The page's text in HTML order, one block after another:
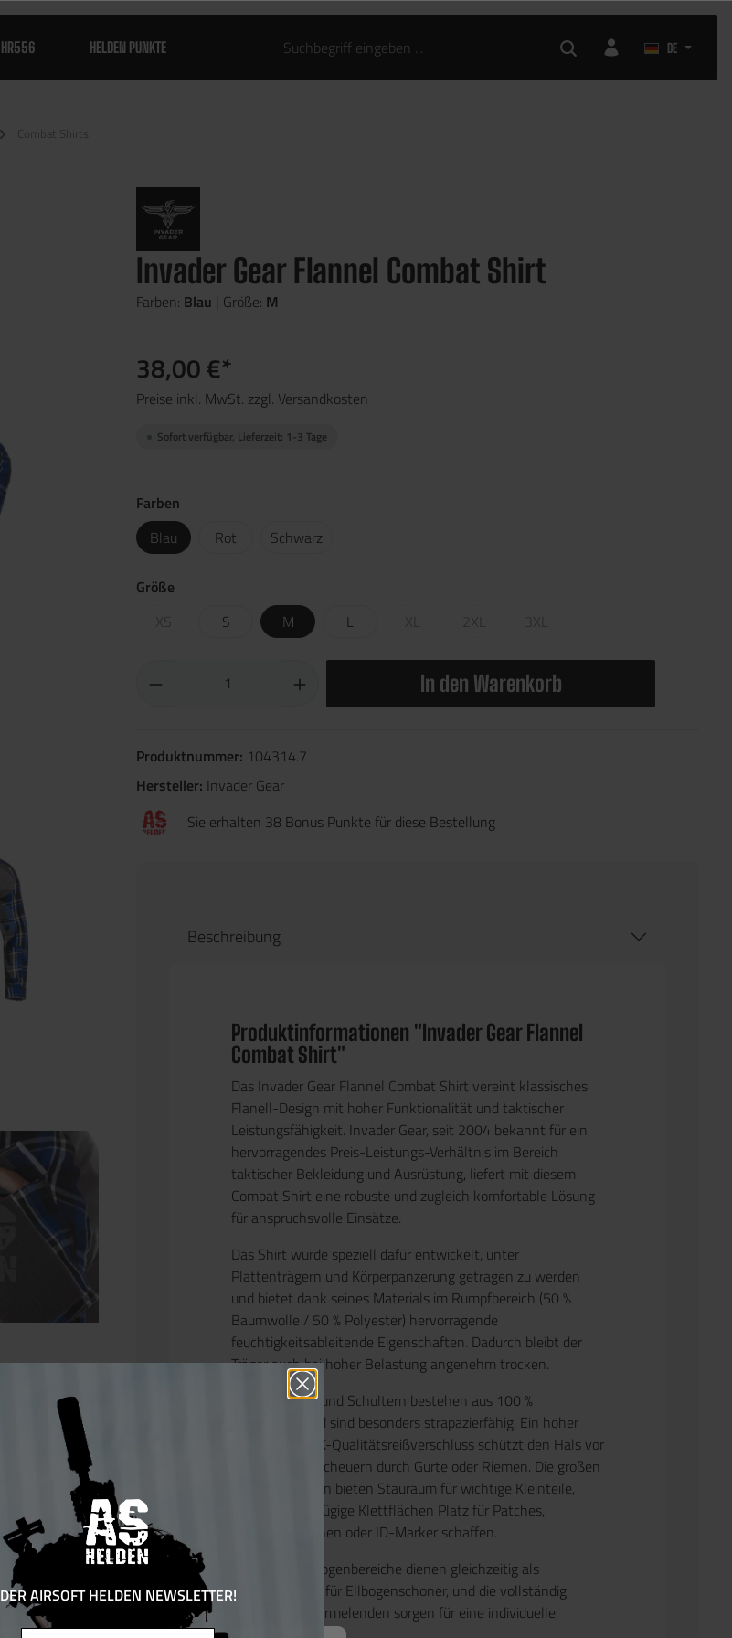
HR556 HELDEN PUNKTE DE
Combat Shirts
Invader Gear Flannel Combat Shirt
Farben: Blau | Größe: M
38,00 €*
Preise inkl. MwSt. zzgl. Versandkosten
Sofort verfügbar, Lieferzeit: 1-3 Tage
Farben
Blau
Rot Schwarz
Größe
XS
S M L XL 2XL 3XL
In den Warenkorb
Produktnummer: 104314.7
Hersteller: Invader Gear
Sie erhalten 38 Bonus Punkte für diese Bestellung
Beschreibung
Produktinformationen "Invader Gear Flannel
Combat Shirt"
Das Invader Gear Flannel Combat Shirt vereint klassisches
Flanell-Design mit hoher Funktionalität und taktischer
Leistungsfähigkeit. Invader Gear, seit 2004 bekannt für ein
hervorragendes Preis-Leistungs-Verhältnis im Bereich
taktischer Bekleidung und Ausrüstung, liefert mit diesem
Combat Shirt eine robuste und zugleich komfortable Lösung
für anspruchsvolle Einsätze.
Das Shirt wurde speziell dafür entwickelt, unter
Plattenträgern und Körperpanzerung getragen zu werden
und bietet dank seines Materials im Rumpfbereich (50 %
Baumwolle / 50 % Polyester) hervorragende
feuchtigkeitsableitende Eigenschaften. Dadurch bleibt der
Träger auch bei hoher Belastung angenehm trocken.
Ärmel, Kragen und Schultern bestehen aus 100 %
und sind besonders strapazierfähig. Ein hoher
YKK-Qualitätsreißverschluss schützt den Hals vor
Schmutz und Scheuern durch Gurte oder Riemen. Die großen
Schultertaschen bieten Stauraum für wichtige Kleinteile,
während großzügige Klettflächen Platz für Patches,
Einheitsabzeichen oder ID-Marker schaffen.
Verstärkte Ellbogenbereiche dienen gleichzeitig als
Aufnahmefach für Ellbogenschoner, und die vollständig
verstellbaren Ärmelenden sorgen für eine individuelle,
DER AIRSOFT HELDEN NEWSLETTER!